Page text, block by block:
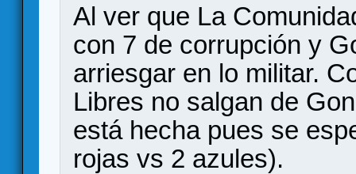
Al ver que La
con 7 de corrupción y
arriesgar en lo militar.
Libres no salgan de
está hecha pues se
rojas vs 2 azules).